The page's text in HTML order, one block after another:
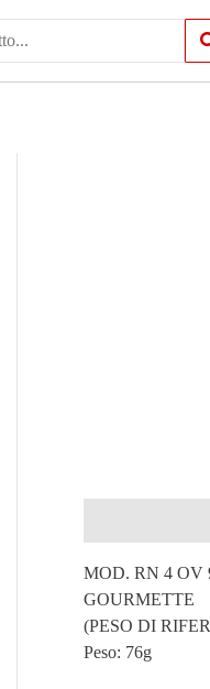
MOD. RN 4 OV
GOURMETTE
(PESO DI
Peso: 76g